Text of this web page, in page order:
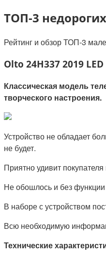
ТОП-3
Рейтинг и обзор ТОП-3
Olto 24H337 2019 LED
Классическая модель
творческого настроения.
Устройство не обладает
не будет.
Приятно удивит
Не обошлось и без
В наборе с устройством
Всю необходимую
Технические